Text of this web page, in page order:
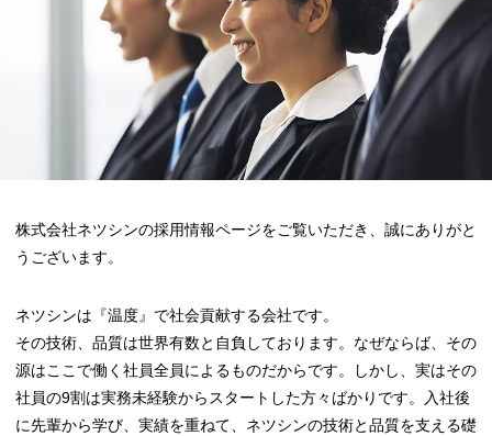
株式会社ネツシンの採用情報ページをご覧いただき、誠にありがと
うございます。
ネツシンは『温度』で社会貢献する会社です。
その技術、品質は世界有数と自負しております。なぜならば、その
源はここで働く社員全員によるものだからです。しかし、実はその
社員の9割は実務未経験からスタートした方々ばかりです。入社後
に先輩から学び、実績を重ねて、ネツシンの技術と品質を支える礎